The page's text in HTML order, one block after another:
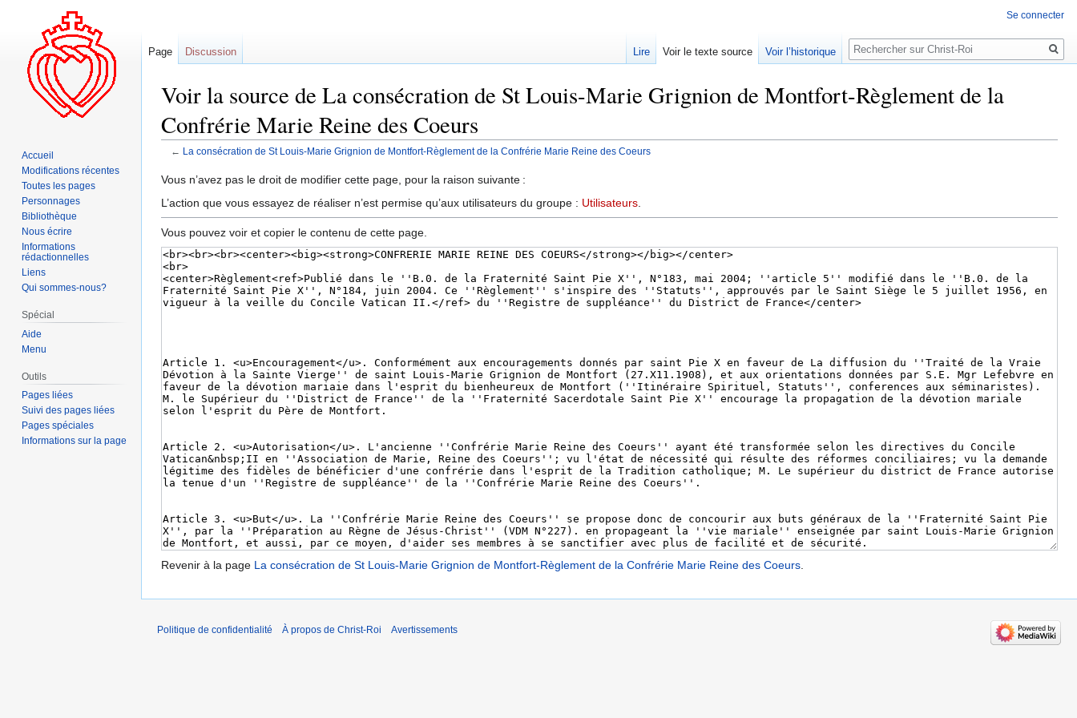
Voir la source de La consécration de St Louis-Marie Grignion de Montfort-Règlement de la
Confrérie Marie Reine des Coeurs
← La consécration de St Louis-Marie Grignion de Montfort-Règlement de la Confrérie Marie Reine des Coeurs
Aller
à
navigation
Aller
à
recherche
Vous n’avez pas le droit de modifier cette page, pour la raison suivante :
L’action que vous essayez de réaliser n’est permise qu’aux utilisateurs du groupe : Utilisateurs
Vous pouvez voir et copier le contenu de cette page.
Revenir à la page La consécration de St Louis-Marie Grignion de Montfort-Règlement de la Confrérie Marie Reine des Coeurs.
Se connecter
Page Discussion Lire Voir le texte source Voir l’historique
Rechercher
Accueil
Modifications récentes
Toutes les pages
Personnages
Bibliothèque
Nous écrire
Informations
rédactionnelles
Liens
Qui sommes-nous?
Spécial
Aide
Menu
Outils
Pages liées
Suivi des pages liées
Pages spéciales
Informations sur la page
Politique de confidentialité À propos de Christ-Roi Avertissements